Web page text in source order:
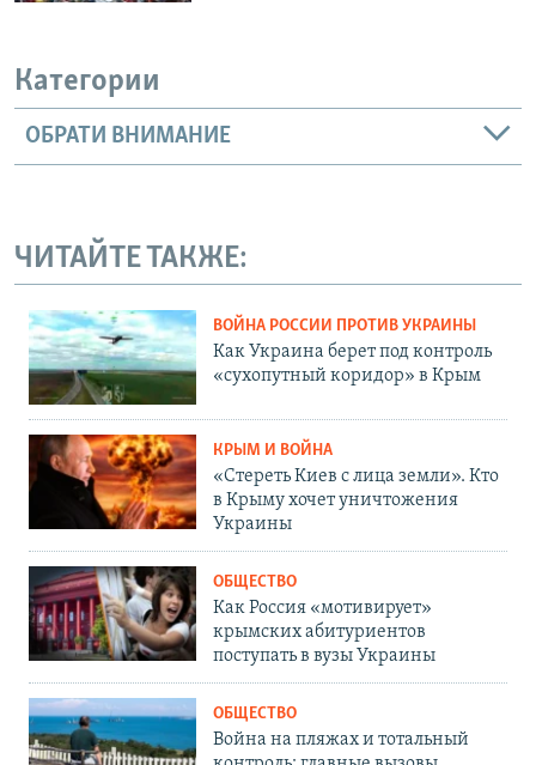
Категории
ОБРАТИ ВНИМАНИЕ
ЧИТАЙТЕ ТАКЖЕ:
ВОЙНА РОССИИ ПРОТИВ УКРАИНЫ
Как Украина берет под контроль
«сухопутный коридор» в Крым
КРЫМ И ВОЙНА
«Стереть Киев с лица земли». Кто
в Крыму хочет уничтожения
Украины
ОБЩЕСТВО
Как Россия «мотивирует»
крымских абитуриентов
поступать в вузы Украины
ОБЩЕСТВО
Война на пляжах и тотальный